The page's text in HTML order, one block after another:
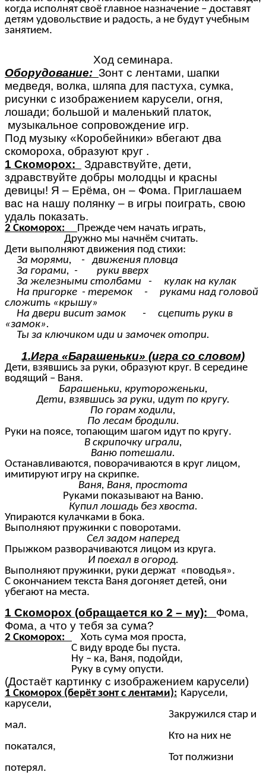
когда исполнят своё главное назначение – доставят
детям удовольствие и радость, а не будут учебным
занятием.
Ход семинара.
Оборудование: Зонт с лентами, шапки
медведя, волка, шляпа для пастуха, сумка,
рисунки с изображением карусели, огня,
лошади; большой и маленький платок,
музыкальное сопровождение игр.
Под музыку «Коробейники» вбегают два
скомороха, образуют круг .
1 Скоморох:
Здравствуйте, дети,
здравствуйте добры молодцы и красны
девицы! Я – Ерёма, он – Фома. Приглашаем
вас на нашу полянку – в игры поиграть, свою
удаль показать.
2 Скоморох:
Прежде чем начать играть,
Дружно мы начнём считать.
Дети выполняют движения под стихи:
За морями, - движения пловца
За горами, - руки вверх
За железными столбами - кулак на кулак
На пригорке - теремок - руками над головой
сложить «крышу»
На двери висит замок - сцепить руки в
«замок».
Ты за ключиком иди и замочек отопри.
1.Игра «Барашеньки» (игра со словом)
Дети, взявшись за руки, образуют круг. В середине
водящий – Ваня.
Барашеньки, крутороженьки,
Дети, взявшись за руки, идут по кругу.
По горам ходили,
По лесам бродили.
Руки на поясе, топающим шагом идут по кругу.
В скрипочку играли,
Ваню потешали.
Останавливаются, поворачиваются в круг лицом,
имитируют игру на скрипке.
Ваня, Ваня, простота
Руками показывают на Ваню.
Купил лошадь без хвоста.
Упираются кулачками в бока.
Выполняют пружинки с поворотами.
Сел задом наперед
Прыжком разворачиваются лицом из круга.
И поехал в огород.
Выполняют пружинки, руки держат «поводья».
С окончанием текста Ваня догоняет детей, они
убегают на места.
1 Скоморох (обращается ко 2 – му): Фома,
Фома, а что у тебя за сума?
2 Скоморох:
Хоть сума моя проста,
С виду вроде бы пуста.
Ну – ка, Ваня, подойди,
Руку в суму опусти.
(Достаёт картинку с изображением карусели)
1 Скоморох (берёт зонт с лентами): Карусели,
карусели,
Закружился стар и
мал.
Кто на них не
покатался,
Тот полжизни
потерял.